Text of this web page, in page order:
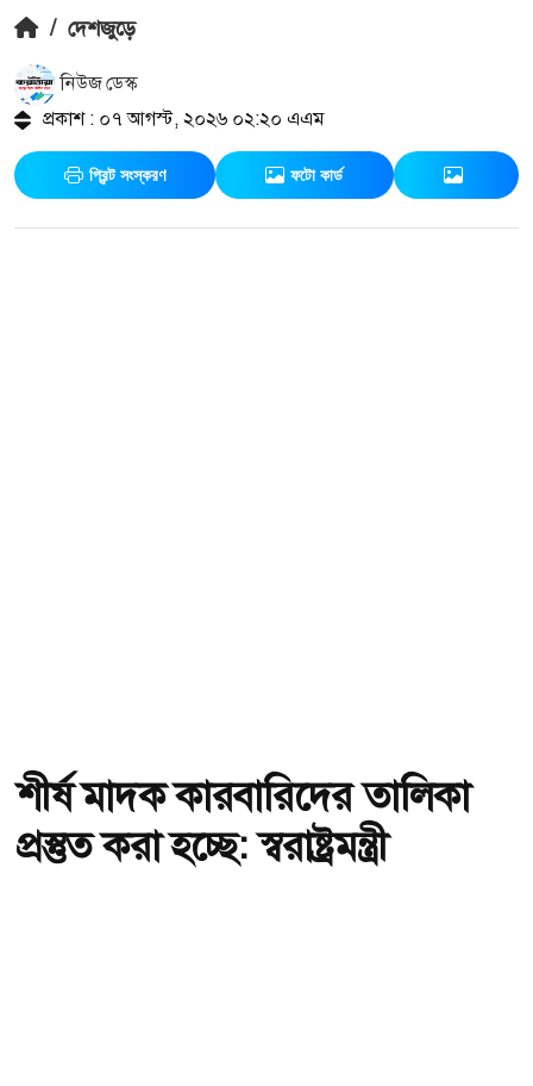
/ দেশজুড়ে
নিউজ ডেস্ক
প্রকাশ : ০৭ আগস্ট, ২০২৬ ০২:২০ এএম
প্রিন্ট সংস্করণ ফটো কার্ড
শীর্ষ মাদক কারবারিদের তালিকা
প্রস্তুত করা হচ্ছে: স্বরাষ্ট্রমন্ত্রী